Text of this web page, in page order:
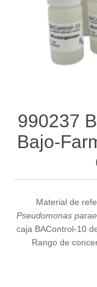
990237
Bajo-
Material de
Pseudomonas
caja BAControl-10
Rango de